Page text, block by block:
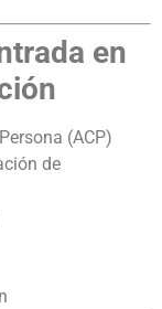
en
(ACP)
de